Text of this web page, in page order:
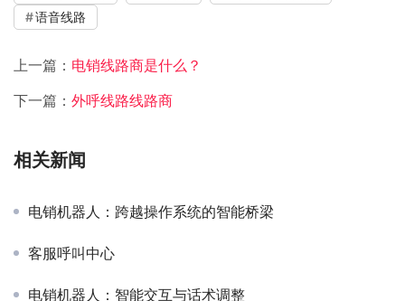
语音线路
上一篇： 电销线路商是什么？
下一篇： 外呼线路线路商
相关新闻
电销机器人：跨越操作系统的智能桥梁
客服呼叫中心
电销机器人：智能交互与话术调整